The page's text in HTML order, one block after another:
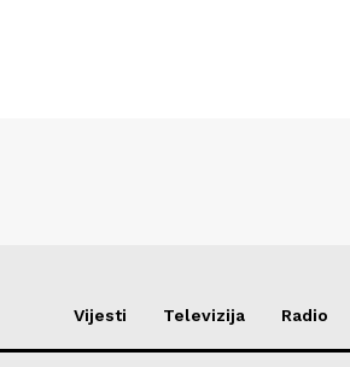
Vijesti Televizija Radio